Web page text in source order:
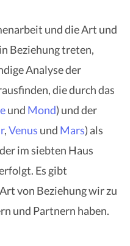
und die Art und
Beziehung treten,
Analyse der
die durch das
und Mond) und der
,Venus und Mars) als
im siebten Haus
Es gibt
von Beziehung wir zu
und Partnern haben.